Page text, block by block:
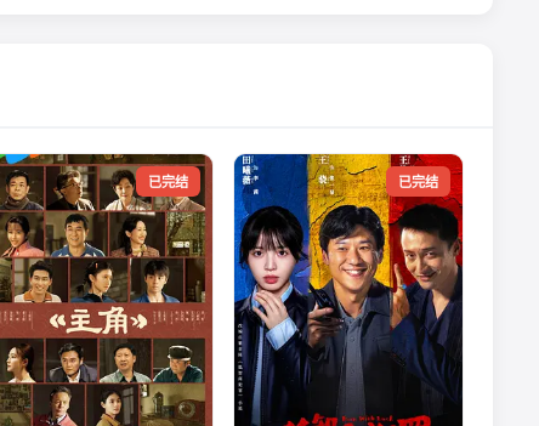
已完结 已完结